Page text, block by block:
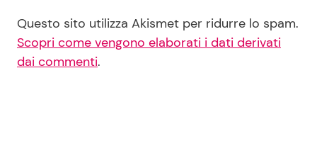
Questo sito utilizza Akismet per ridurre lo spam.
Scopri come vengono elaborati i dati derivati
dai commenti.